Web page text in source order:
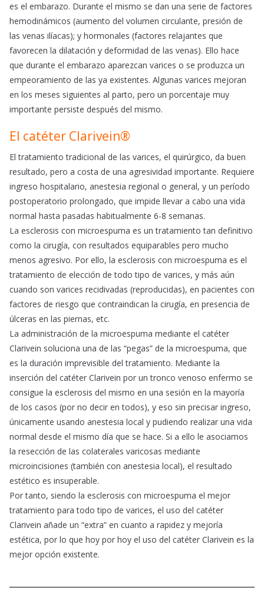
es el embarazo. Durante el mismo se dan una serie de factores
hemodinámicos (aumento del volumen circulante, presión de
las venas ilíacas); y hormonales (factores relajantes que
favorecen la dilatación y deformidad de las venas). Ello hace
que durante el embarazo aparezcan varices o se produzca un
empeoramiento de las ya existentes. Algunas varices mejoran
en los meses siguientes al parto, pero un porcentaje muy
importante persiste después del mismo.
El catéter Clarivein®
El tratamiento tradicional de las varices, el quirúrgico, da buen
resultado, pero a costa de una agresividad importante. Requiere
ingreso hospitalario, anestesia regional o general, y un período
postoperatorio prolongado, que impide llevar a cabo una vida
normal hasta pasadas habitualmente 6-8 semanas.
La esclerosis con microespuma es un tratamiento tan definitivo
como la cirugía, con resultados equiparables pero mucho
menos agresivo. Por ello, la esclerosis con microespuma es el
tratamiento de elección de todo tipo de varices, y más aún
cuando son varices recidivadas (reproducidas), en pacientes con
factores de riesgo que contraindican la cirugía, en presencia de
úlceras en las piernas, etc.
La administración de la microespuma mediante el catéter
Clarivein soluciona una de las “pegas” de la microespuma, que
es la duración imprevisible del tratamiento. Mediante la
inserción del catéter Clarivein por un tronco venoso enfermo se
consigue la esclerosis del mismo en una sesión en la mayoría
de los casos (por no decir en todos), y eso sin precisar ingreso,
únicamente usando anestesia local y pudiendo realizar una vida
normal desde el mismo día que se hace. Si a ello le asociamos
la resección de las colaterales varicosas mediante
microincisiones (también con anestesia local), el resultado
estético es insuperable.
Por tanto, siendo la esclerosis con microespuma el mejor
tratamiento para todo tipo de varices, el uso del catéter
Clarivein añade un “extra” en cuanto a rapidez y mejoría
estética, por lo que hoy por hoy el uso del catéter Clarivein es la
mejor opción existente.